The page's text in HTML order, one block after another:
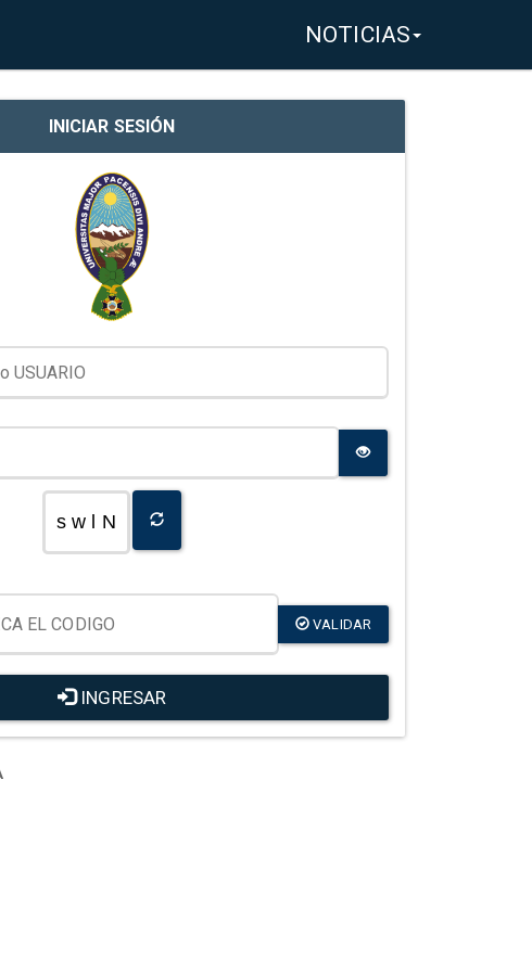
NOTICIAS
INICIAR SESIÓN
s w l N
VALIDAR
INGRESAR